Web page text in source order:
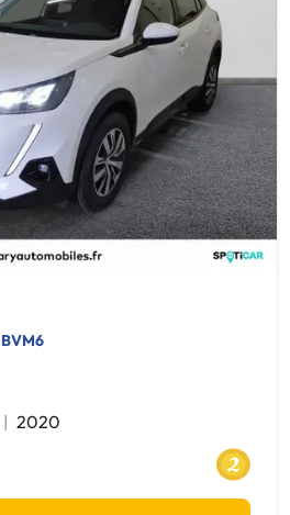
2020